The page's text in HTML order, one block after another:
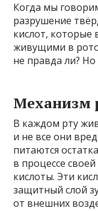
Когда мы
разрушение
кислот, которые
живущими в
не правда ли? Но
Механизм
В каждом рту
и не все они
питаются
в процессе
кислоты. Эти
защитный слой
от внешних